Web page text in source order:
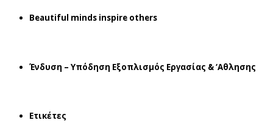
Beautiful minds inspire others
Ένδυση – Υπόδηση Εξοπλισμός Εργασίας & ‘Aθλησης
Ετικέτες